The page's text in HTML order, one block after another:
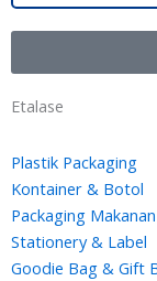
Etalase
Plastik Packaging
Kontainer & Botol
Packaging
Stationery & Label
Goodie Bag & Gift